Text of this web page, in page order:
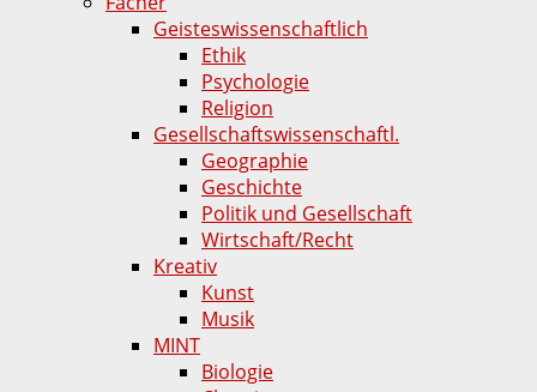
Geisteswissenschaftlich
Ethik
Psychologie
Religion
Gesellschaftswissenschaftl.
Geographie
Geschichte
Politik und Gesellschaft
Wirtschaft/Recht
Kreativ
Kunst
Musik
MINT
Biologie